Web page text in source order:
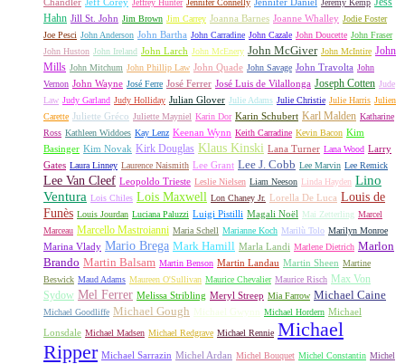
Jeffrey Hunter Jennifer Connelly Jeremy Kemp
Hahn Jill St. John Jim Brown Jim Carrey Joanna Barnes Joanne Whalley Jodie Foster
Joe Pesci John Anderson John Bartha John Carradine John Cazale John Doucette John Fraser
John Huston John Ireland John Larch John McEnery John McGiver John McIntire John
Mills John Mitchum John Phillip Law John Quade John Savage John Travolta John
Vernon John Wayne José Ferre José Ferrer José Luis de Vilallonga Joseph Cotten Jude
Law Judy Garland Judy Holliday Julian Glover Julie Adams Julie Christie Julie Harris Julien
Carette Juliette Gréco Juliette Mayniel Karin Dor Karin Schubert Karl Malden Katharine
Ross Kathleen Widdoes Kay Lenz Keenan Wynn Keith Carradine Kevin Bacon Kim
Basinger Kim Novak Kirk Douglas Klaus Kinski Lana Turner Lana Wood Larry
Gates Laura Linney Laurence Naismith Lee Grant Lee J. Cobb Lee Marvin Lee Remick
Lee Van Cleef Leopoldo Trieste Leslie Nielsen Liam Neeson Linda Hayden Lino
Ventura Lois Chiles Lois Maxwell Lon Chaney Jr. Lorella De Luca Louis de
Funès Louis Jourdan Luciana Paluzzi Luigi Pistilli Magali Noël Mai Zetterling Marcel
Marceau Marcello Mastroianni Maria Schell Marianne Koch Marilù Tolo Marilyn Monroe
Marina Vlady Mario Brega Mark Hamill Marla Landi Marlene Dietrich Marlon
Brando Martin Balsam Martin Benson Martin Landau Martin Sheen Martine
Beswick Maud Adams Maureen O'Sullivan Maurice Chevalier Maurice Risch Max Von
Sydow Mel Ferrer Melissa Stribling Meryl Streep Mia Farrow Michael Caine
Michael Goodliffe Michael Gough Michael Gwynn Michael Hordern Michael
Lonsdale Michael Madsen Michael Redgrave Michael Rennie Michael
Ripper Michael Sarrazin Michel Ardan Michel Bouquet Michel Constantin Michel